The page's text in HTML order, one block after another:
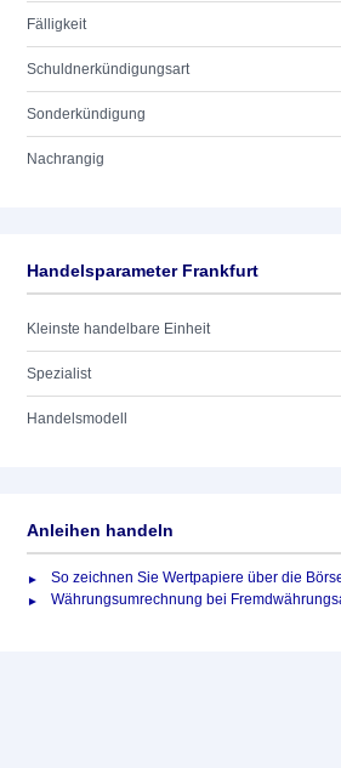
Fälligkeit
Schuldnerkündigungsart
Sonderkündigung
Nachrangig
Handelsparameter Frankfurt
Kleinste handelbare Einheit
Spezialist
Handelsmodell
Anleihen handeln
So zeichnen Sie Wertpapiere über die
Währungsumrechnung bei